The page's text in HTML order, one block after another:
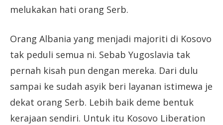
melukakan hati orang Serb.
Orang Albania yang menjadi majoriti di Kosovo
tak peduli semua ni. Sebab Yugoslavia tak
pernah kisah pun dengan mereka. Dari dulu
sampai ke sudah asyik beri layanan istimewa je
dekat orang Serb. Lebih baik deme bentuk
kerajaan sendiri. Untuk itu Kosovo Liberation